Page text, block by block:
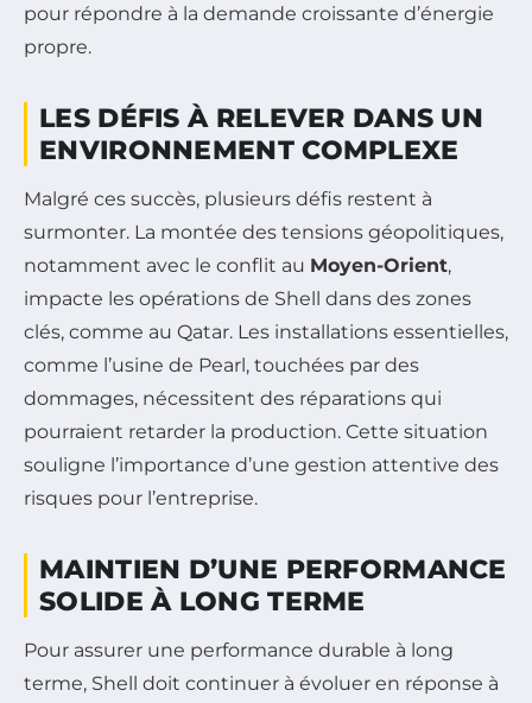
pour répondre à la demande croissante d’énergie
propre.
LES DÉFIS À RELEVER DANS UN
ENVIRONNEMENT COMPLEXE
Malgré ces succès, plusieurs défis restent à
surmonter. La montée des tensions géopolitiques,
notamment avec le conflit au Moyen-Orient,
impacte les opérations de Shell dans des zones
clés, comme au Qatar. Les installations essentielles,
comme l’usine de Pearl, touchées par des
dommages, nécessitent des réparations qui
pourraient retarder la production. Cette situation
souligne l’importance d’une gestion attentive des
risques pour l’entreprise.
MAINTIEN D’UNE PERFORMANCE
SOLIDE À LONG TERME
Pour assurer une performance durable à long
terme, Shell doit continuer à évoluer en réponse à